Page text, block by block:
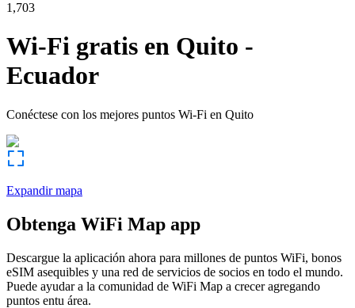
1,703
Wi-Fi gratis en Quito -
Ecuador
Conéctese con los mejores puntos Wi-Fi en Quito
Expandir mapa
Obtenga WiFi Map app
Descargue la aplicación ahora para millones de puntos WiFi, bonos
eSIM asequibles y una red de servicios de socios en todo el mundo.
Puede ayudar a la comunidad de WiFi Map a crecer agregando
puntos entu área.